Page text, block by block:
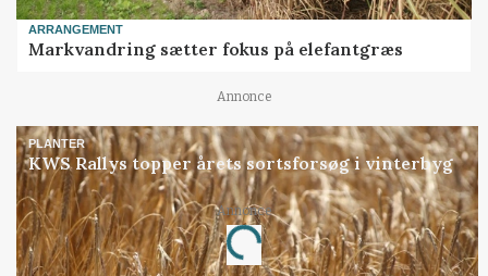
ARRANGEMENT
Markvandring sætter fokus på elefantgræs
Annonce
PLANTER
KWS Rallys topper årets sortsforsøg i vinterbyg
Annonce
Loading...